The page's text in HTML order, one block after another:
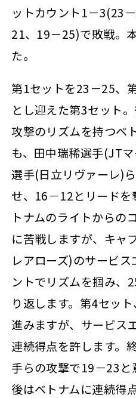
ットカウント1－3(23
21、19－25)で敗戦。
た。
第1セットを23－25、
とし迎えた第3セット
攻撃のリズムを持つベ
も、田中瑞稀選手(JT
選手(日立リヴァーレ)
せ、16－12とリードを
トナムのライトからの
に苦戦しますが、キャ
レアローズ)のサービ
ントでリズムを掴み、
り返します。第4セッ
進みますが、サービス
連続得点を許します。
手らの攻撃で19－23
後はベトナムに連続得